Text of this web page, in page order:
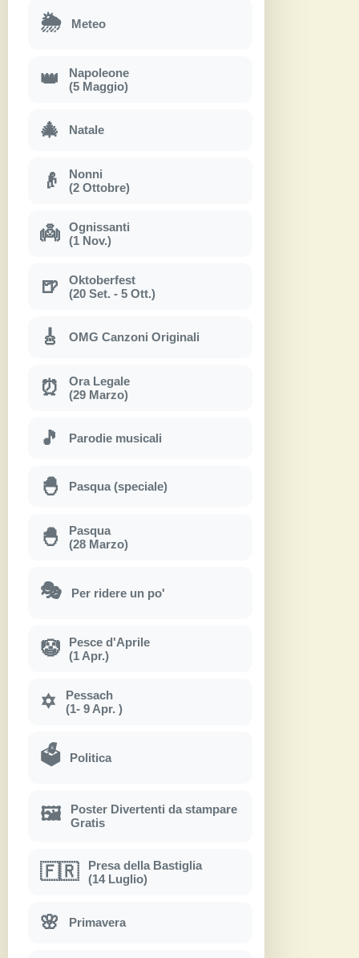
🌦 Meteo
👑
Napoleone
(5 Maggio)
🎄 Natale
👴
Nonni
(2 Ottobre)
👼
Ognissanti
(1 Nov.)
🍺
Oktoberfest
(20 Set. - 5 Ott.)
🎸 OMG Canzoni Originali
⏰
Ora Legale
(29 Marzo)
🎵 Parodie musicali
🐣 Pasqua (speciale)
🐣
Pasqua
(28 Marzo)
🎭 Per ridere un po'
🤡
Pesce d'Aprile
(1 Apr.)
✡
Pessach
(1- 9 Apr. )
🗳 Politica
🖼
Poster Divertenti da stampare
Gratis
🇫🇷
Presa della Bastiglia
(14 Luglio)
🌸 Primavera